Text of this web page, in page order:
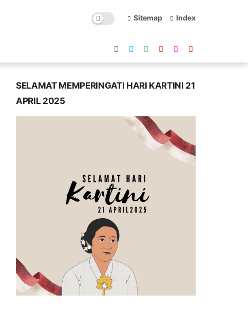
Sitemap Index
SELAMAT MEMPERINGATI HARI KARTINI 21
APRIL 2025